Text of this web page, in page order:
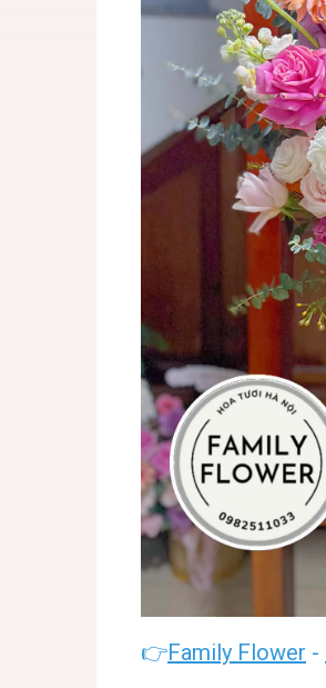
👉Family Flower -